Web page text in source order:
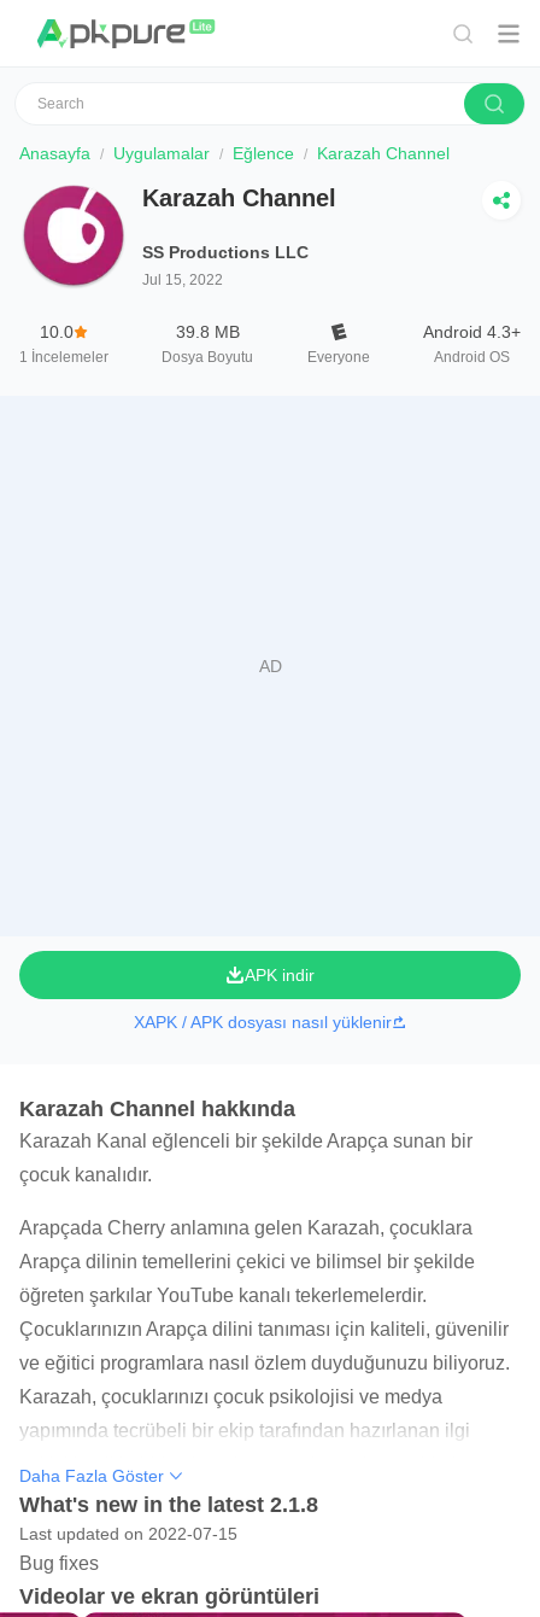
Anasayfa Uygulamalar Eğlence Karazah Channel
Karazah Channel
SS Productions LLC
Jul 15, 2022
10.0
1 İncelemeler
39.8 MB
Dosya Boyutu Everyone
Android 4.3+
Android OS
APK indir
XAPK / APK dosyası nasıl yüklenir
Karazah Channel hakkında
Karazah Kanal eğlenceli bir şekilde Arapça sunan bir
çocuk kanalıdır.
Arapçada Cherry anlamına gelen Karazah, çocuklara
Arapça dilinin temellerini çekici ve bilimsel bir şekilde
öğreten şarkılar YouTube kanalı tekerlemelerdir.
Çocuklarınızın Arapça dilini tanıması için kaliteli, güvenilir
ve eğitici programlara nasıl özlem duyduğunuzu biliyoruz.
Karazah, çocuklarınızı çocuk psikolojisi ve medya
yapımında tecrübeli bir ekip tarafından hazırlanan ilgi
Ayrıca çocuğunuzun, çocuk kanalları kisvesi altında
sakıncalı içerik çıkaran YouTube kanallarına bağımlı
olmasını engelleyebilir.
Günümüz dünyasında, özellikle gelişmiş ülkelerde,
Daha Fazla Göster
What's new in the latest 2.1.8
Last updated on 2022-07-15
Bug fixes
Videolar ve ekran görüntüleri